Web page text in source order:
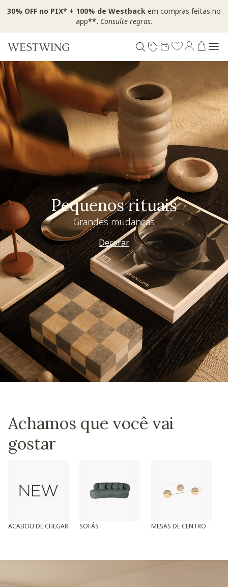
30% OFF no PIX* + 100% de Westback em compras feitas no
app**. Consulte regras.
Pequenos rituais
Grandes mudanças
Decorar
Achamos que você vai
gostar
ACABOU DE CHEGAR SOFÁS MESAS DE CENTRO